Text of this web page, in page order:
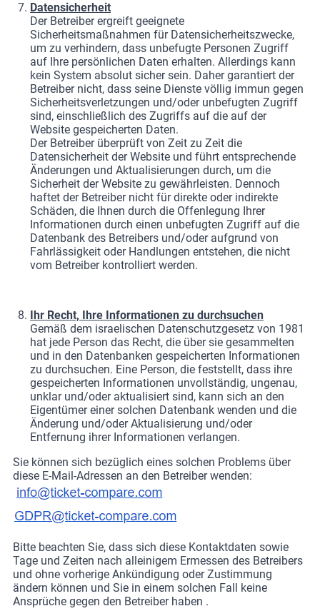
Datensicherheit
Der Betreiber ergreift geeignete
Sicherheitsmaßnahmen für Datensicherheitszwecke,
um zu verhindern, dass unbefugte Personen Zugriff
auf Ihre persönlichen Daten erhalten. Allerdings kann
kein System absolut sicher sein. Daher garantiert der
Betreiber nicht, dass seine Dienste völlig immun gegen
Sicherheitsverletzungen und/oder unbefugten Zugriff
sind, einschließlich des Zugriffs auf die auf der
Website gespeicherten Daten.
Der Betreiber überprüft von Zeit zu Zeit die
Datensicherheit der Website und führt entsprechende
Änderungen und Aktualisierungen durch, um die
Sicherheit der Website zu gewährleisten. Dennoch
haftet der Betreiber nicht für direkte oder indirekte
Schäden, die Ihnen durch die Offenlegung Ihrer
Informationen durch einen unbefugten Zugriff auf die
Datenbank des Betreibers und/oder aufgrund von
Fahrlässigkeit oder Handlungen entstehen, die nicht
vom Betreiber kontrolliert werden.
Ihr Recht, Ihre Informationen zu durchsuchen
Gemäß dem israelischen Datenschutzgesetz von 1981
hat jede Person das Recht, die über sie gesammelten
und in den Datenbanken gespeicherten Informationen
zu durchsuchen. Eine Person, die feststellt, dass ihre
gespeicherten Informationen unvollständig, ungenau,
unklar und/oder aktualisiert sind, kann sich an den
Eigentümer einer solchen Datenbank wenden und die
Änderung und/oder Aktualisierung und/oder
Entfernung ihrer Informationen verlangen.
Sie können sich bezüglich eines solchen Problems über
diese E-Mail-Adressen an den Betreiber wenden:
Bitte beachten Sie, dass sich diese Kontaktdaten sowie
Tage und Zeiten nach alleinigem Ermessen des Betreibers
und ohne vorherige Ankündigung oder Zustimmung
ändern können und Sie in einem solchen Fall keine
Ansprüche gegen den Betreiber haben .